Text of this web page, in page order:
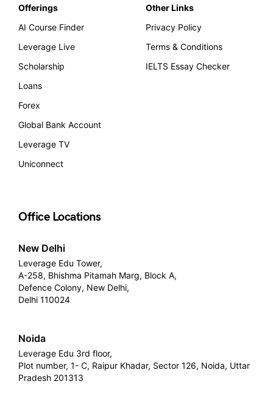
Offerings
AI Course Finder
Leverage Live
Scholarship
Loans
Forex
Global Bank Account
Leverage TV
Uniconnect
Other Links
Privacy Policy
Terms & Conditions
IELTS Essay Checker
Office Locations
New Delhi
Leverage Edu Tower,
A-258, Bhishma Pitamah Marg, Block A,
Defence Colony, New Delhi,
Delhi 110024
Noida
Leverage Edu 3rd floor,
Plot number, 1- C, Raipur Khadar, Sector 126, Noida, Uttar
Pradesh 201313